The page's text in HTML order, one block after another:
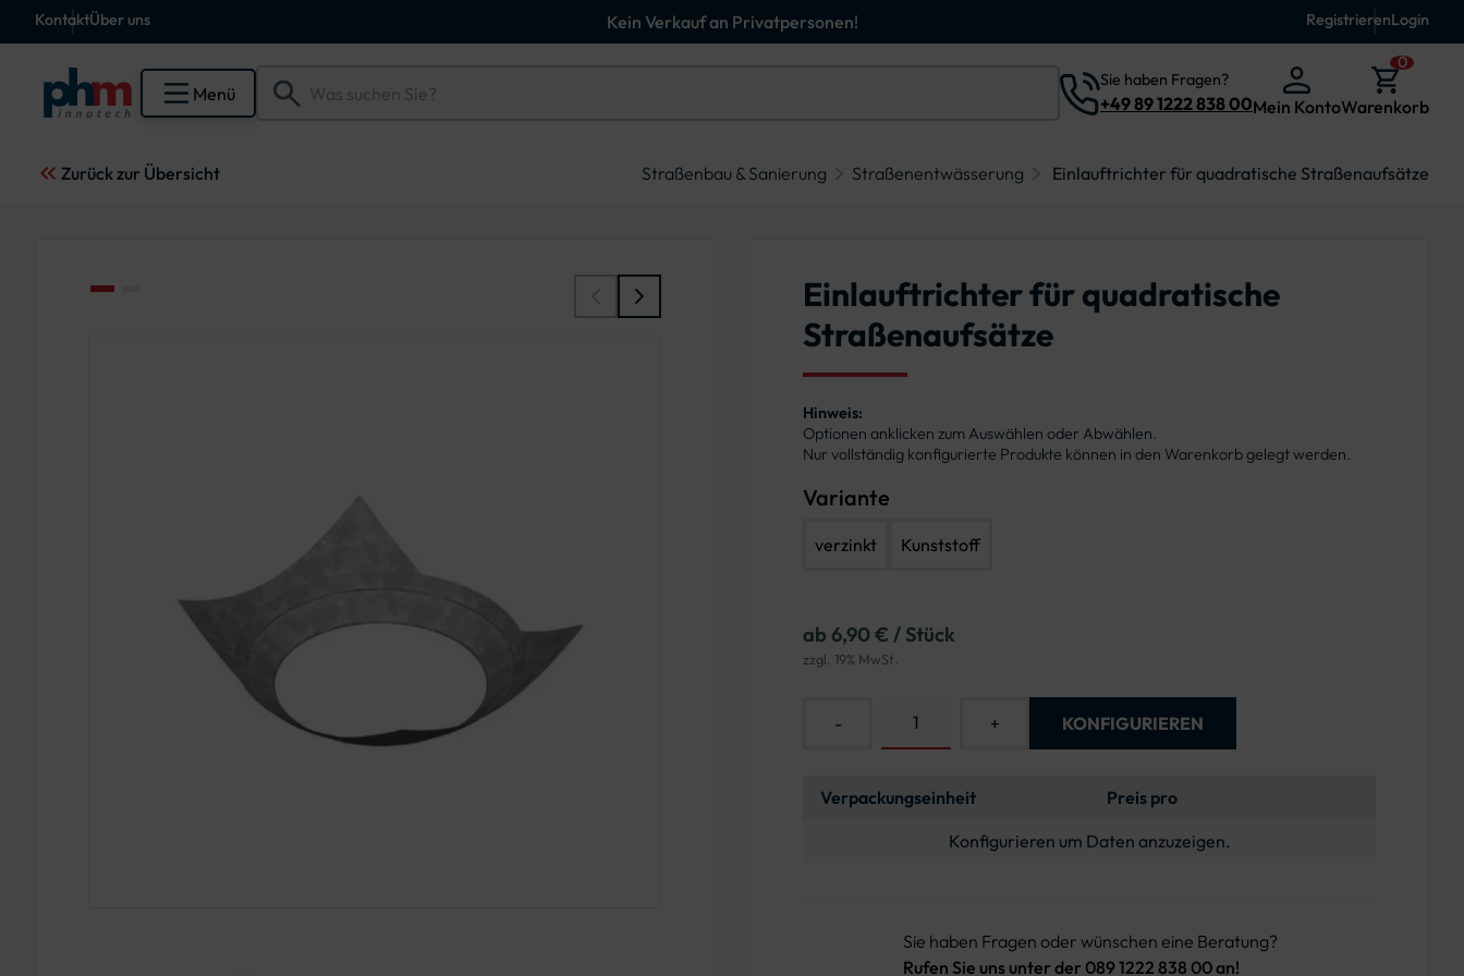
KontaktÜber uns Kein Verkauf an Privatpersonen! RegistrierenLogin
Menü
Sie haben Fragen?
+49 89 1222 838 00Mein Konto
0
Warenkorb
Zurück zur Übersicht Straßenbau & Sanierung Straßenentwässerung Einlauftrichter für quadratische Straßenaufsätze
Einlauftrichter für quadratische
Straßenaufsätze
Hinweis:
Optionen anklicken zum Auswählen oder Abwählen.
Nur vollständig konfigurierte Produkte können in den Warenkorb gelegt werden.
Variante
verzinkt Kunststoff
ab 6,90 € / Stück
zzgl. 19% MwSt.
- + KONFIGURIEREN
Verpackungseinheit
Preis pro
Konfigurieren um Daten anzuzeigen.
Sie haben Fragen oder wünschen eine Beratung?
Rufen Sie uns unter der 089 1222 838 00 an!